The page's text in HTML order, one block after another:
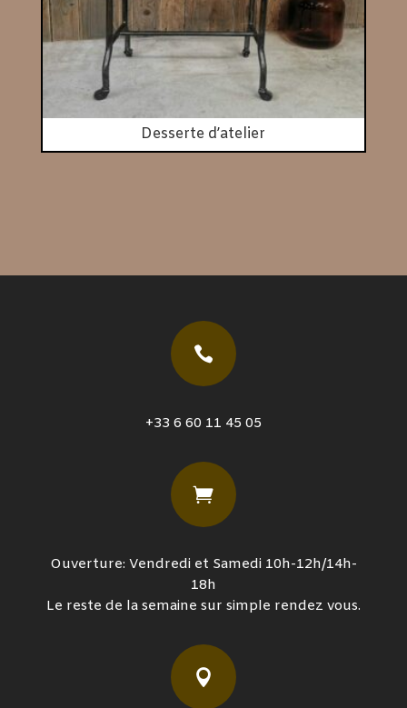
Desserte d’atelier

+33 6 60 11 45 05

Ouverture: Vendredi et Samedi 10h-12h/14h-
18h
Le reste de la semaine sur simple rendez vous.
